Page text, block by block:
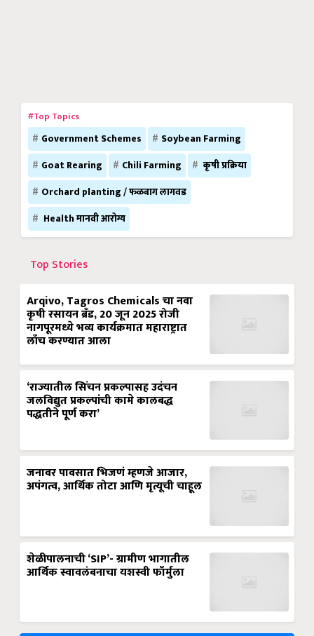
#Top Topics
Government Schemes
Soybean Farming
Goat Rearing
Chili Farming
कृषी प्रक्रिया
Orchard planting / फळबाग लागवड
Health मानवी आरोग्य
Top Stories
Arqivo, Tagros Chemicals चा नवा
कृषी रसायन ब्रँड, 20 जून 2025 रोजी
नागपूरमध्ये भव्य कार्यक्रमात महाराष्ट्रात
लाँच करण्यात आला
‘राज्यातील सिंचन प्रकल्पासह उदंचन
जलविद्युत प्रकल्पांची कामे कालबद्ध
पद्धतीने पूर्ण करा’
जनावर पावसात भिजणं म्हणजे आजार,
अपंगत्व, आर्थिक तोटा आणि मृत्यूची चाहूल
शेळीपालनाची ‘SIP’- ग्रामीण भागातील
आर्थिक स्वावलंबनाचा यशस्वी फॉर्मुला